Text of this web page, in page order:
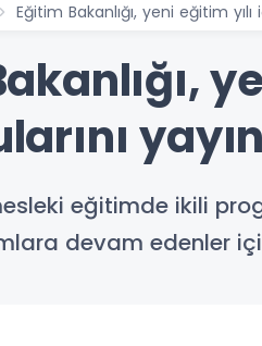
Eğitim Bakanlığı, yeni eğitim
eğitimde ikili
devam edenler